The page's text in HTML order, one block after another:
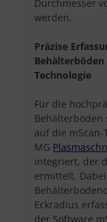
Durchmesser
werden.
Präzise
Technologie
Für die
Behälterböden
auf die
MG
integriert, der
ermittelt.
Eckradius
der Software